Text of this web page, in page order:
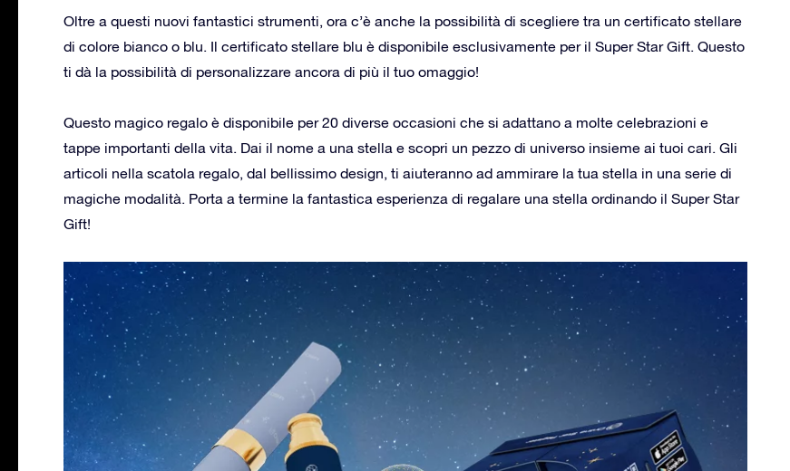
Oltre a questi nuovi fantastici strumenti, ora c’è anche la possibilità di scegliere tra un certificato stellare
di colore bianco o blu. Il certificato stellare blu è disponibile esclusivamente per il Super Star Gift. Questo
ti dà la possibilità di personalizzare ancora di più il tuo omaggio!
Questo magico regalo è disponibile per 20 diverse occasioni che si adattano a molte celebrazioni e
tappe importanti della vita. Dai il nome a una stella e scopri un pezzo di universo insieme ai tuoi cari. Gli
articoli nella scatola regalo, dal bellissimo design, ti aiuteranno ad ammirare la tua stella in una serie di
magiche modalità. Porta a termine la fantastica esperienza di regalare una stella ordinando il Super Star
Gift!